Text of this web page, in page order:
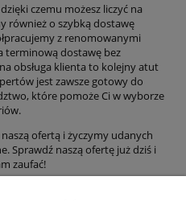
czemu możesz liczyć na
również o szybką dostawę
z renomowanymi
terminową dostawę bez
obsługa klienta to kolejny atut
jest zawsze gotowy do
które pomoże Ci w wyborze
ofertą i życzymy udanych
Sprawdź naszą ofertę już dziś i
zaufać!